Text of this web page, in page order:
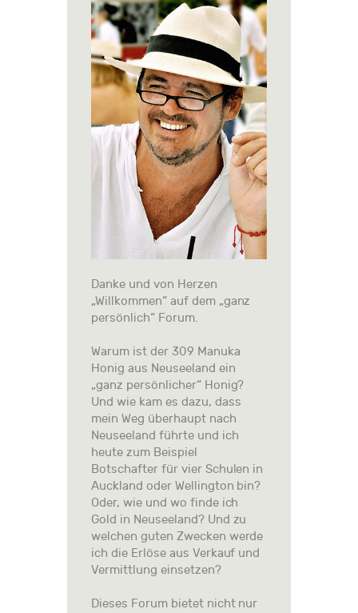
Danke und von Herzen
„Willkommen“ auf dem „ganz
persönlich“ Forum.
Warum ist der 309 Manuka
Honig aus Neuseeland ein
„ganz persönlicher“ Honig?
Und wie kam es dazu, dass
mein Weg überhaupt nach
Neuseeland führte und ich
heute zum Beispiel
Botschafter für vier Schulen in
Auckland oder Wellington bin?
Oder, wie und wo finde ich
Gold in Neuseeland? Und zu
welchen guten Zwecken werde
ich die Erlöse aus Verkauf und
Vermittlung einsetzen?
Dieses Forum bietet nicht nur